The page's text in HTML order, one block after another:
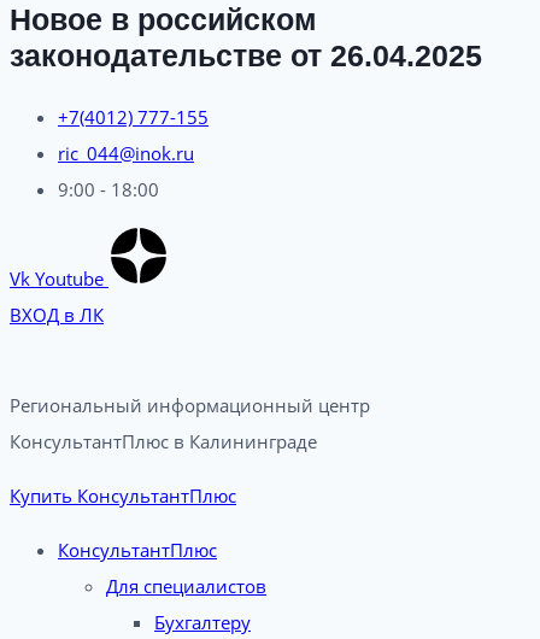
Новое в российском
законодательстве от 26.04.2025
+7(4012) 777-155
ric_044@inok.ru
9:00 - 18:00
Vk Youtube
ВХОД в ЛК
Региональный информационный центр
КонсультантПлюс в Калининграде​
Купить КонсультантПлюс
КонсультантПлюс
Для специалистов
Бухгалтеру